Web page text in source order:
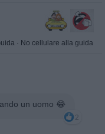
· No cellulare alla guida
un uomo 😂
2